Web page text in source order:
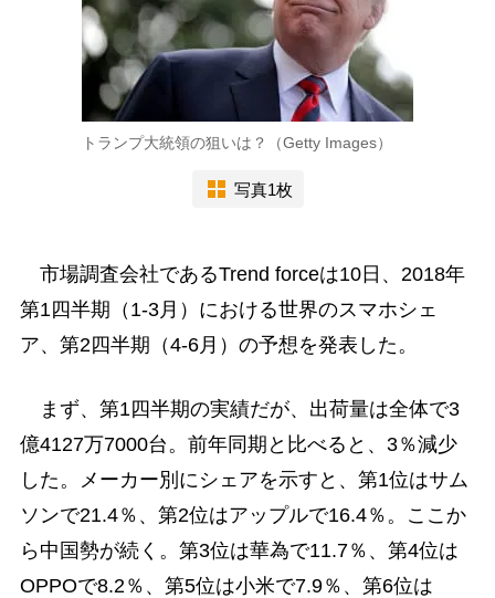
トランプ大統領の狙いは？（Getty Images）
写真1枚
市場調査会社であるTrend forceは10日、2018年
第1四半期（1-3月）における世界のスマホシェ
ア、第2四半期（4-6月）の予想を発表した。
まず、第1四半期の実績だが、出荷量は全体で3
億4127万7000台。前年同期と比べると、3％減少
した。メーカー別にシェアを示すと、第1位はサム
ソンで21.4％、第2位はアップルで16.4％。ここか
ら中国勢が続く。第3位は華為で11.7％、第4位は
OPPOで8.2％、第5位は小米で7.9％、第6位は